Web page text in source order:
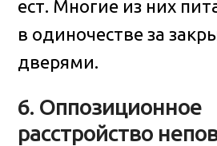
ест. Многие из них
в одиночестве за
дверями.
6. Оппозиционное
расстройство